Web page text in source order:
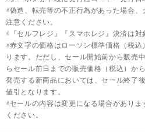
※偽造、転売等の不正行為があった場合
注意ください。
※『セルフレジ』『スマホレジ』決済は対
※赤文字の価格はローソン標準価格（税
ります。ただし、セール開始前から販売
らセール前日までの販売価格（税込）か
発売する新商品においては、セール終了
値引となります。
※セールの内容は変更になる場合があり
ください。